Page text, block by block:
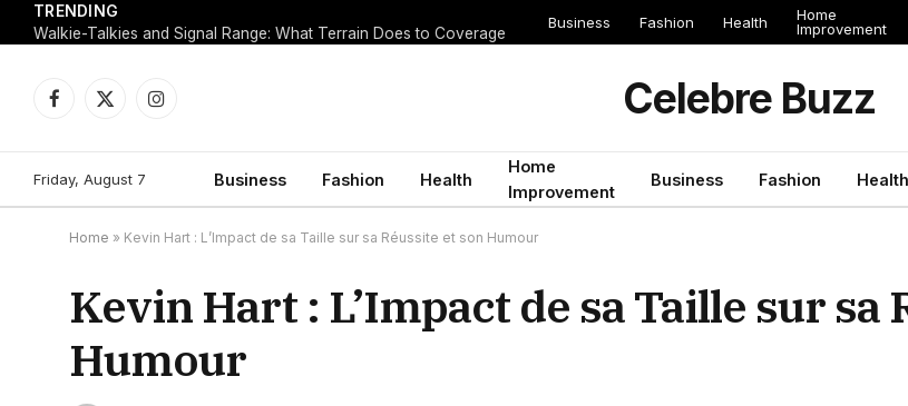
TRENDING
Walkie-Talkies and Signal Range: What Terrain Does to Coverage
Business Fashion Health
Home
Improvement
Facebook
X
Instagram Celebre Buzz
Friday, August 7 Business Fashion Health
Home
Improvement
Business Fashion Health
Home » Kevin Hart : L’Impact de sa Taille sur sa Réussite et son Humour
Kevin Hart : L’Impact de sa Taille sur sa
Humour